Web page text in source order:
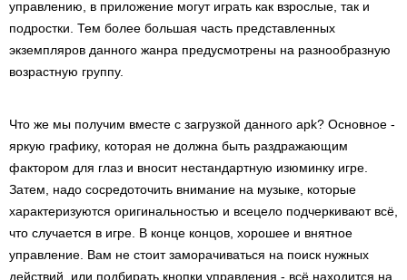
управлению, в приложение могут играть как взрослые, так и
подростки. Тем более большая часть представленных
экземпляров данного жанра предусмотрены на разнообразную
возрастную группу.
Что же мы получим вместе с загрузкой данного apk? Основное -
яркую графику, которая не должна быть раздражающим
фактором для глаз и вносит нестандартную изюминку игре.
Затем, надо сосредоточить внимание на музыке, которые
характеризуются оригинальностью и всецело подчеркивают всё,
что случается в игре. В конце концов, хорошее и внятное
управление. Вам не стоит заморачиваться на поиск нужных
действий, или подбирать кнопки управления - всё находится на